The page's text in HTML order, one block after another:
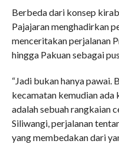
Berbeda dari konsep
Pajajaran menghadirkan
menceritakan perjalanan
hingga Pakuan sebagai
“Jadi bukan hanya pawai.
kecamatan kemudian
adalah sebuah rangkaian
Siliwangi, perjalanan
yang membedakan dari